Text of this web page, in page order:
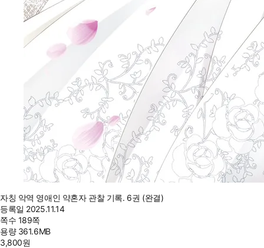
자칭 악역 영애인 약혼자 관찰 기록. 6권 (완결)
등록일 2025.11.14
쪽수 189쪽
용량 361.6MB
3,800원